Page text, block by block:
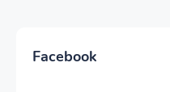
Facebook